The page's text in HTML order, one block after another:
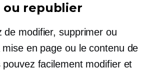
ou republier
de modifier, supprimer ou
en page ou le contenu de
facilement modifier et